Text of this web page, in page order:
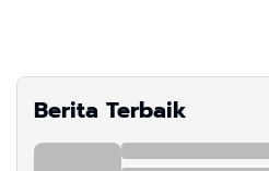
Berita Terbaik